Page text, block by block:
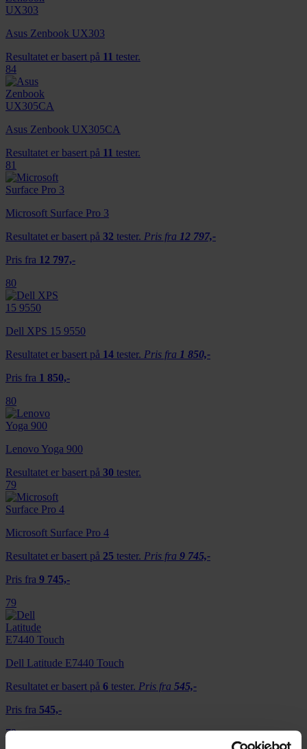
Asus Zenbook UX303
Resultatet er basert på 11 tester.
84
Asus Zenbook UX305CA
Resultatet er basert på 11 tester.
81
Microsoft Surface Pro 3
Resultatet er basert på 32 tester. Pris fra 12 797,-
Pris fra 12 797,-
80
Dell XPS 15 9550
Resultatet er basert på 14 tester. Pris fra 1 850,-
Pris fra 1 850,-
80
Lenovo Yoga 900
Resultatet er basert på 30 tester.
79
Microsoft Surface Pro 4
Resultatet er basert på 25 tester. Pris fra 9 745,-
Pris fra 9 745,-
79
Dell Latitude E7440 Touch
Resultatet er basert på 6 tester. Pris fra 545,-
Pris fra 545,-
79